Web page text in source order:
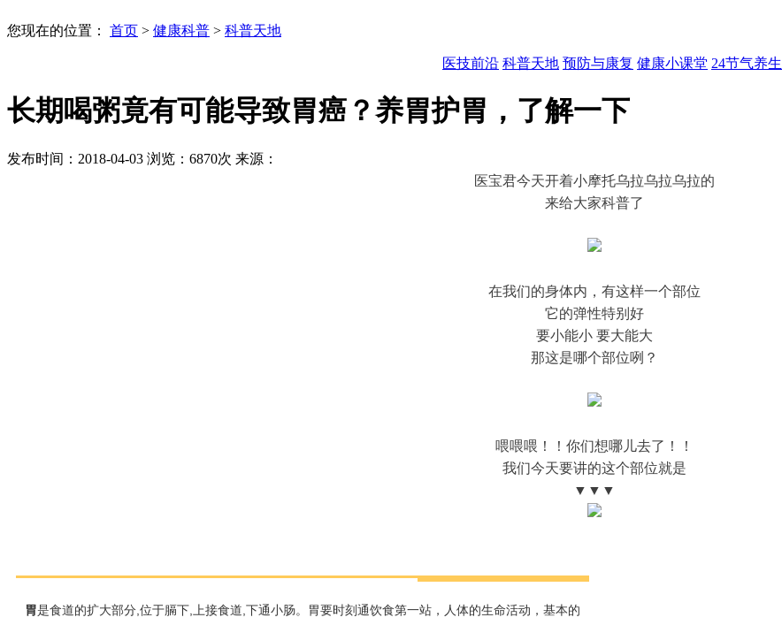
您现在的位置： 首页 > 健康科普 > 科普天地
医技前沿 科普天地 预防与康复 健康小课堂 24节气养生
长期喝粥竟有可能导致胃癌？养胃护胃，了解一下
发布时间：2018-04-03 浏览：6870次 来源：
医宝君今天开着小摩托乌拉乌拉乌拉的
来给大家科普了
在我们的身体内，有这样一个部位
它的弹性特别好
要小能小 要大能大
那这是哪个部位咧？
喂喂喂！！你们想哪儿去了！！
我们今天要讲的这个部位就是
▼▼▼
胃是食道的扩大部分,位于膈下,上接食道,下通小肠。 胃要时刻通饮食第一站， 人体的生命活动，基本的